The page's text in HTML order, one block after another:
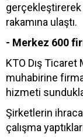
gerçekleştirerek
rakamına ulaştı.
- Merkez 600
KTO Dış
muhabirine
hizmeti
Şirketlerin
çalışma